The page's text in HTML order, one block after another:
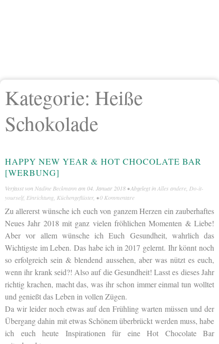
Kategorie: Heiße
Schokolade
HAPPY NEW YEAR & HOT CHOCOLATE BAR
[WERBUNG]
Verfasst von Nadine Beckmann am 04. Januar 2018 • Abgelegt in Alles andere Do-it-
yourself, Einrichtung Küchengeflüster, •0 Kommentare
Zu allererst wünsche ich euch von ganzem Herzen ein zauberhaftes
Neues Jahr 2018 mit ganz vielen fröhlichen Momenten & Liebe!
Aber vor allem wünsche ich Euch Gesundheit, wahrlich das
Wichtigste im Leben. Das habe ich in 2017 gelernt. Ihr könnt noch
so erfolgreich sein & blendend aussehen, aber was nützt es euch,
wenn ihr krank seid?! Also auf die Gesundheit! Lasst es dieses Jahr
richtig krachen, macht das, was ihr schon immer einmal tun wolltet
und genießt das Leben in vollen Zügen.
Da wir leider noch etwas auf den Frühling warten müssen und der
Übergang dahin mit etwas Schönem überbrückt werden muss, habe
ich euch heute Inspirationen für eine Hot Chocolate Bar